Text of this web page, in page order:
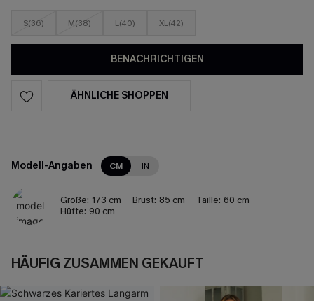
S(36) M(38) L(40) XL(42)
BENACHRICHTIGEN
ÄHNLICHE SHOPPEN
Modell-Angaben CM IN
Größe: 173 cm Brust: 85 cm Taille: 60 cm
Hüfte: 90 cm
HÄUFIG ZUSAMMEN GEKAUFT